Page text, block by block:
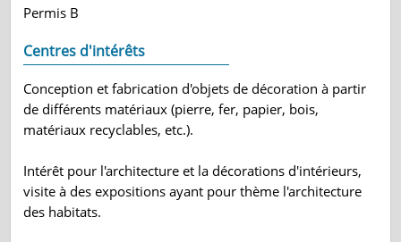
Permis B
Centres d'intérêts
Conception et fabrication d'objets de décoration à partir
de différents matériaux (pierre, fer, papier, bois,
matériaux recyclables, etc.).
Intérêt pour l'architecture et la décorations d'intérieurs,
visite à des expositions ayant pour thème l'architecture
des habitats.